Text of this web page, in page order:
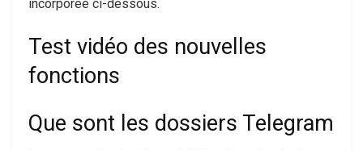
incorporée ci-dessous.
Test vidéo des nouvelles
fonctions
Que sont les dossiers Telegram